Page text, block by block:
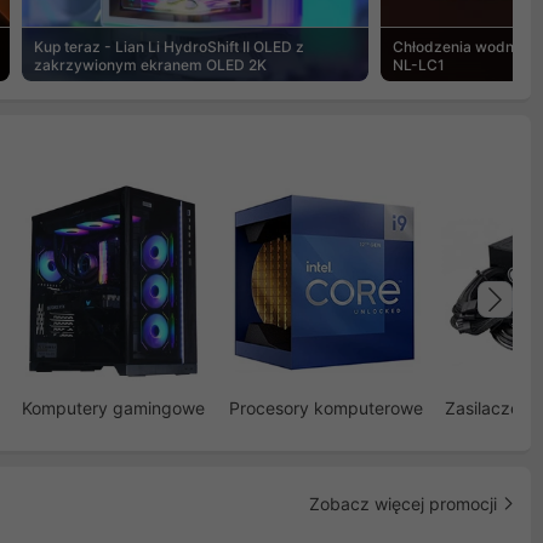
Kup teraz - Lian Li HydroShift II OLED z
zakrzywionym ekranem OLED 2K
Chłodzenia wodne
NL-LC1
Komputery gamingowe Procesory komputerowe Zasilacze
Zobacz więcej promocji